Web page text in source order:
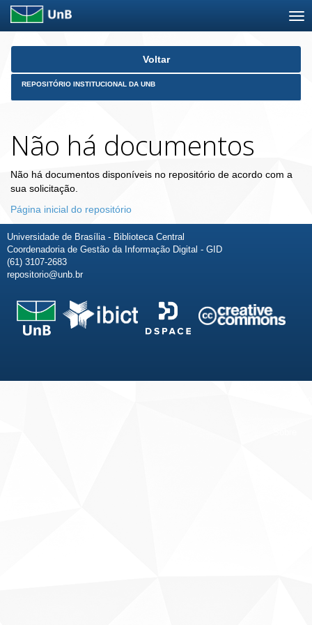
Skip
Voltar
REPOSITÓRIO INSTITUCIONAL DA UNB
Não há documentos
Não há documentos disponíveis no repositório de acordo com a
sua solicitação.
Página inicial do repositório
Universidade de Brasília - Biblioteca Central
Coordenadoria de Gestão da Informação Digital - GID
(61) 3107-2683
repositorio@unb.br